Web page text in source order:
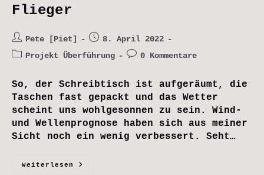
Flieger
Beitrags-
Autor:
Pete [Piet]
Beitrag
veröffentlicht:
8. April 2022
Beitrags-
Projekt Überführung
Beitrags-
0 Kommentare
So, der Schreibtisch ist aufgeräumt, die
Taschen fast gepackt und das Wetter
scheint uns wohlgesonnen zu sein. Wind-
und Wellenprognose haben sich aus meiner
Sicht noch ein wenig verbessert. Seht…
Weiterlesen
Gleich